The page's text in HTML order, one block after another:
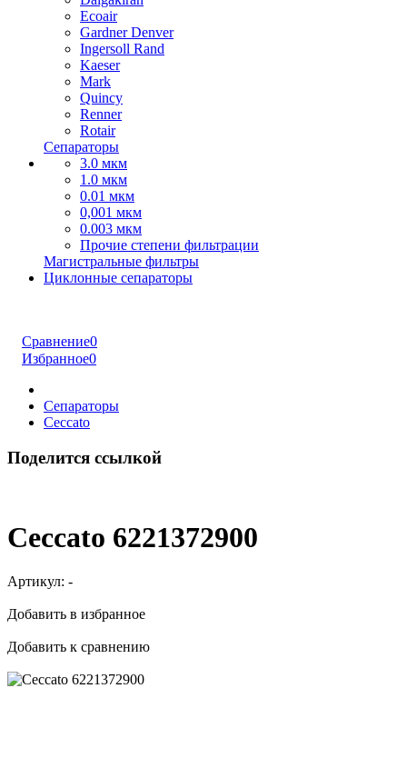
Ecoair
Gardner Denver
Ingersoll Rand
Kaeser
Mark
Quincy
Renner
Rotair
Сепараторы
3.0 мкм
1.0 мкм
0.01 мкм
0,001 мкм
0.003 мкм
Прочие степени фильтрации
Магистральные фильтры
Циклонные сепараторы
Сравнение0
Избранное0
Сепараторы
Ceccato
Поделится ссылкой
Ceccato 6221372900
Артикул: -
Добавить в избранное
Добавить к сравнению